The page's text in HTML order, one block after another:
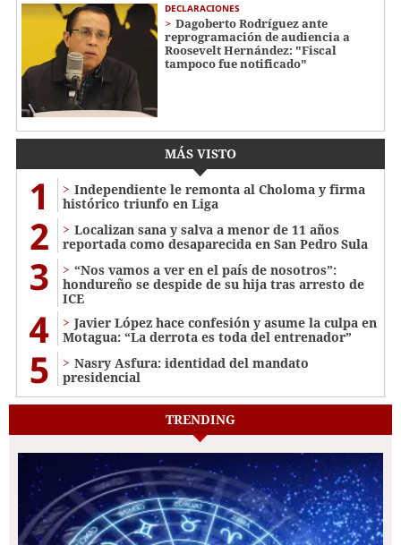
DECLARACIONES
Dagoberto Rodríguez ante
reprogramación de audiencia a
Roosevelt Hernández: "Fiscal
tampoco fue notificado"
MÁS VISTO
1
Independiente le remonta al Choloma y firma
histórico triunfo en Liga
2
Localizan sana y salva a menor de 11 años
reportada como desaparecida en San Pedro Sula
3
“Nos vamos a ver en el país de nosotros”:
hondureño se despide de su hija tras arresto de
ICE
4
Javier López hace confesión y asume la culpa en
Motagua: “La derrota es toda del entrenador”
5
Nasry Asfura: identidad del mandato
presidencial
TRENDING